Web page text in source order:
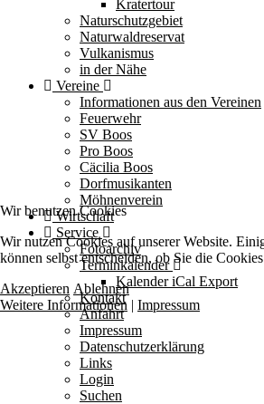
Kratertour
Naturschutzgebiet
Naturwaldreservat
Vulkanismus
in der Nähe
Vereine
Informationen aus den Vereinen
Feuerwehr
SV Boos
Pro Boos
Cäcilia Boos
Dorfmusikanten
Möhnenverein
Wirtschaft
Service
Fotoarchiv
Terminkalender
Kalender iCal Export
Kontakt
Anfahrt
Impressum
Datenschutzerklärung
Links
Login
Suchen
Wir benutzen Cookies
Wir nutzen Cookies auf unserer Website.
können selbst entscheiden, ob Sie die
Akzeptieren Ablehnen
Weitere Informationen | Impressum